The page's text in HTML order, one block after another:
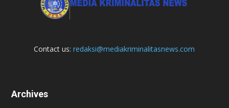
Contact us:redaksi@mediakriminalitasnews.com
Archives